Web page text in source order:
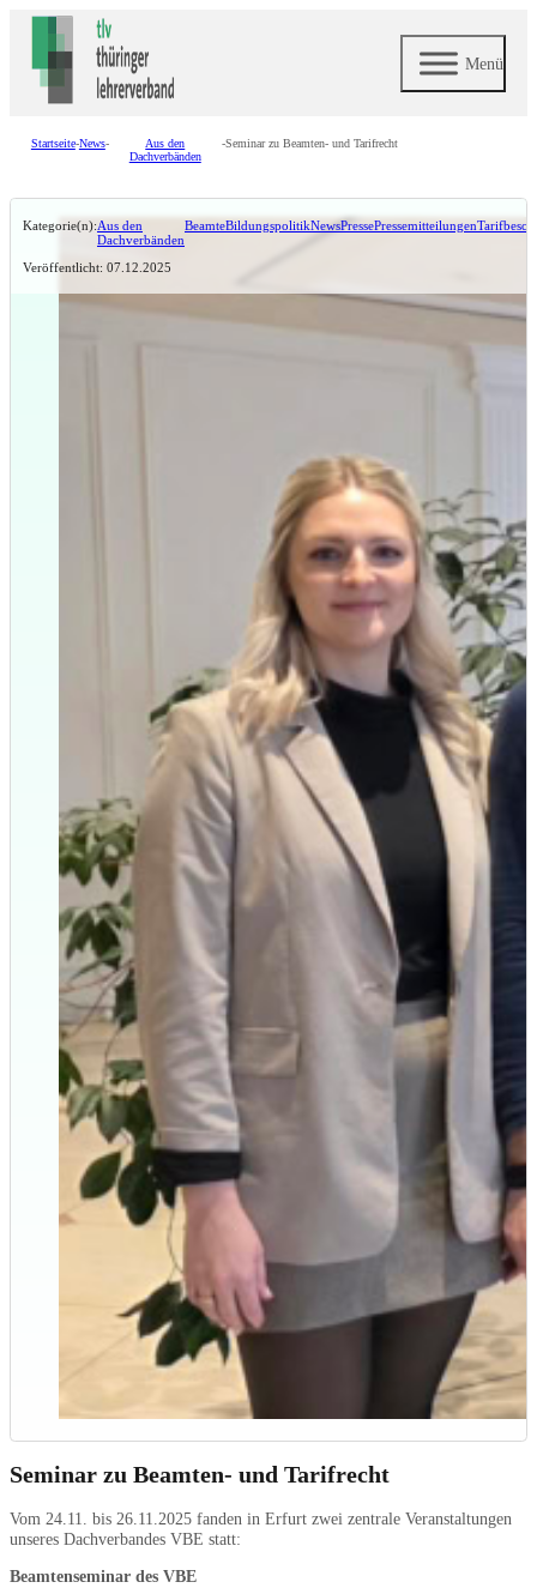
Menü
Startseite-News-
Aus den
Dachverbänden
-Seminar zu Beamten- und Tarifrecht
Kategorie(n):Aus den
Dachverbänden
BeamteBildungspolitikNewsPressePressemitteilungen
Veröffentlicht: 07.12.2025
Seminar zu Beamten- und Tarifrecht
Vom 24.11. bis 26.11.2025 fanden in Erfurt zwei zentrale Veranstaltungen
unseres Dachverbandes VBE statt:
Beamtenseminar des VBE